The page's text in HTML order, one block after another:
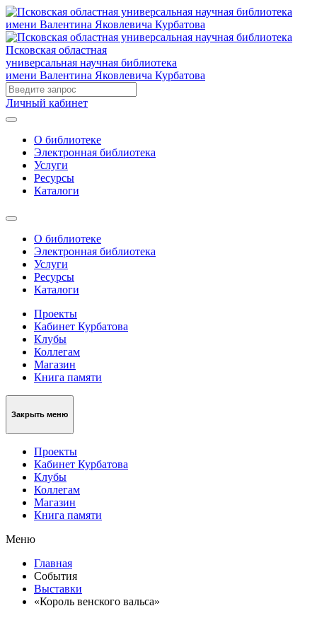
Псковская областная
универсальная научная библиотека
имени Валентина Яковлевича Курбатова
Личный кабинет
О библиотеке
Электронная библиотека
Услуги
Ресурсы
Каталоги
О библиотеке
Электронная библиотека
Услуги
Ресурсы
Каталоги
Проекты
Кабинет Курбатова
Клубы
Коллегам
Магазин
Книга памяти
Закрыть меню
Проекты
Кабинет Курбатова
Клубы
Коллегам
Магазин
Книга памяти
Меню
Главная
События
Выставки
«Король венского вальса»